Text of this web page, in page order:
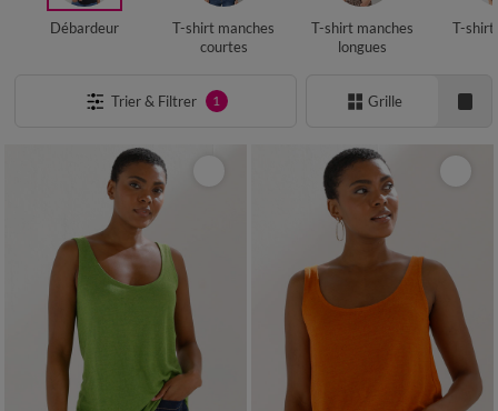
Débardeur
T-shirt manches
courtes
T-shirt manches
longues
T-shirt
Trier & Filtrer 1 Grille